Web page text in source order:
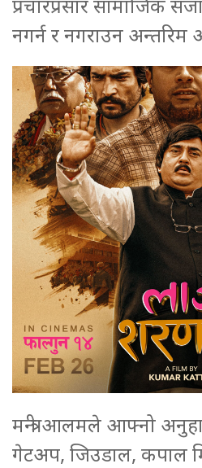
नगर्न र नगराउन
मन्त्री आलमले आफ्नो
गेटअप, जिउडाल, कपाल